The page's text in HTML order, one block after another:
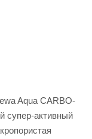
Aqua CARBO-
супер-активный